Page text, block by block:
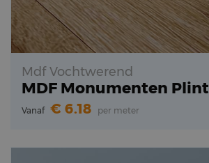
Mdf Vochtwerend
MDF Monumenten Plint
Vanaf 6.18 per meter